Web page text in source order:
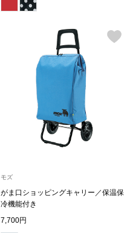
ハンドバッグ
ショルダーバ
ブリーフケース
クラッチバッグ
リュック･バッ
モズ
がま口ショッピングキャリー／保温保
冷機能付き
7,700円